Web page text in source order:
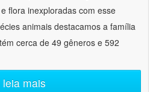
flora inexploradas com esse
animais destacamos a família
cerca de 49 gêneros e 592
leia mais